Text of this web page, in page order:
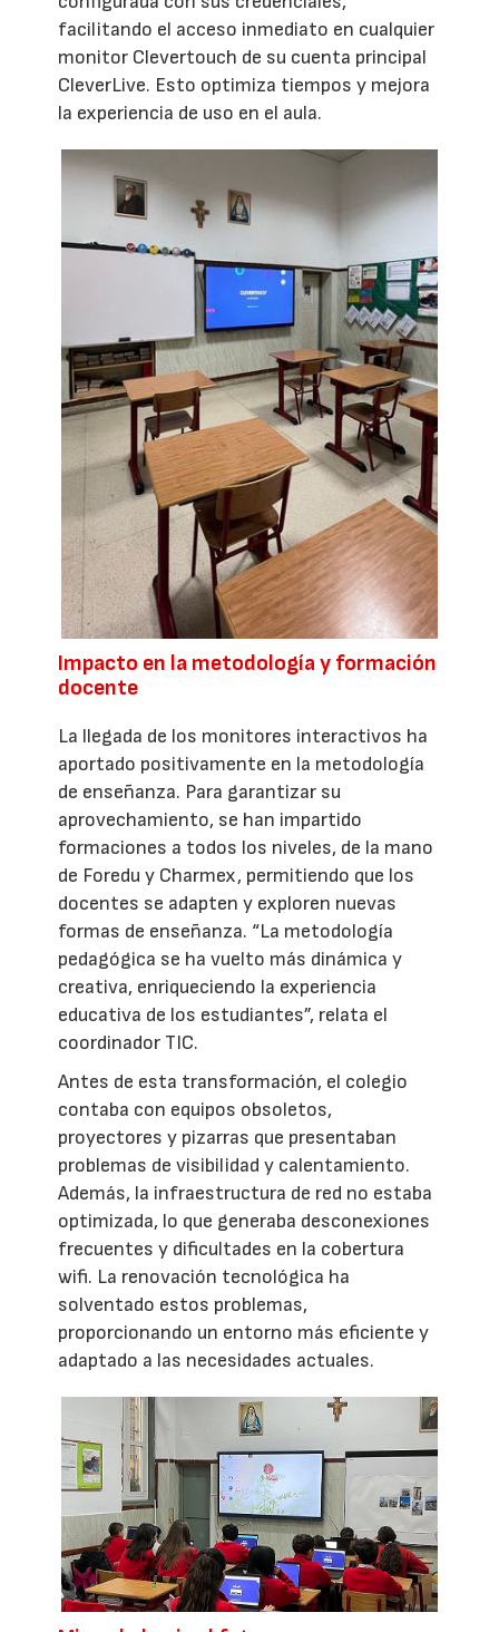
facilitando el acceso inmediato en cualquier
monitor Clevertouch de su cuenta principal
CleverLive. Esto optimiza tiempos y mejora
la experiencia de uso en el aula.
Impacto en la metodología y formación
docente
La llegada de los monitores interactivos ha
aportado positivamente en la metodología
de enseñanza. Para garantizar su
aprovechamiento, se han impartido
formaciones a todos los niveles, de la mano
de Foredu y Charmex, permitiendo que los
docentes se adapten y exploren nuevas
formas de enseñanza. “La metodología
pedagógica se ha vuelto más dinámica y
creativa, enriqueciendo la experiencia
educativa de los estudiantes”, relata el
coordinador TIC.
Antes de esta transformación, el colegio
contaba con equipos obsoletos,
proyectores y pizarras que presentaban
problemas de visibilidad y calentamiento.
Además, la infraestructura de red no estaba
optimizada, lo que generaba desconexiones
frecuentes y dificultades en la cobertura
wifi. La renovación tecnológica ha
solventado estos problemas,
proporcionando un entorno más eficiente y
adaptado a las necesidades actuales.